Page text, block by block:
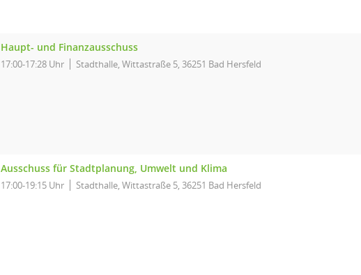
Haupt- und Finanzausschuss
17:00-17:28 Uhr Stadthalle, Wittastraße 5, 36251 Bad Hersfeld
Ausschuss für Stadtplanung, Umwelt und Klima
17:00-19:15 Uhr Stadthalle, Wittastraße 5, 36251 Bad Hersfeld